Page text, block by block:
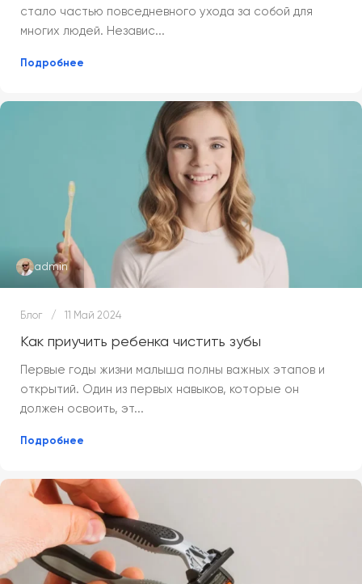
стало частью повседневного ухода за собой для
многих людей. Независ...
Подробнее
admin
Блог 11 Май 2024
Как приучить ребенка чистить зубы
Первые годы жизни малыша полны важных этапов и
открытий. Один из первых навыков, которые он
должен освоить, эт...
Подробнее